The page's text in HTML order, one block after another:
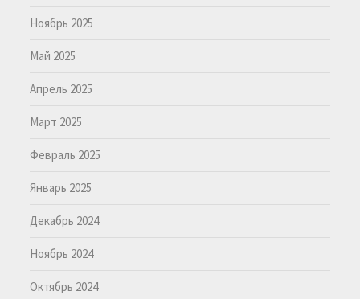
Ноябрь 2025
Май 2025
Апрель 2025
Март 2025
Февраль 2025
Январь 2025
Декабрь 2024
Ноябрь 2024
Октябрь 2024